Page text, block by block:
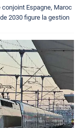
Espagne, Maroc
2030 figure la gestion